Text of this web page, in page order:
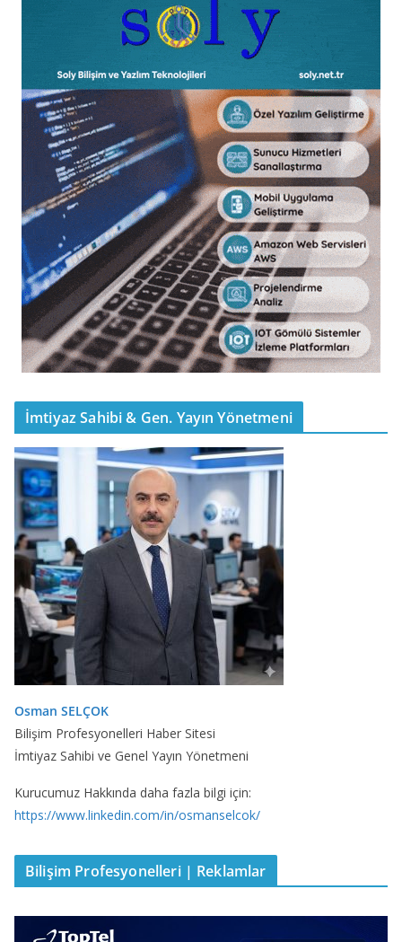
İmtiyaz Sahibi & Gen. Yayın Yönetmeni
Osman SELÇOK
Bilişim Profesyonelleri Haber Sitesi
İmtiyaz Sahibi ve Genel Yayın Yönetmeni
Kurucumuz Hakkında daha fazla bilgi için:
https://www.linkedin.com/in/osmanselcok/
Bilişim Profesyonelleri | Reklamlar